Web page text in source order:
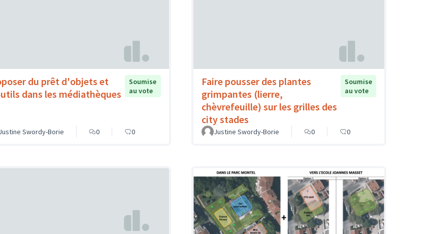
du prêt d'objets et
dans les médiathèques
Soumise
au vote
Swordy-Borie 0 0
Faire pousser des plantes
grimpantes (lierre,
chèvrefeuille) sur les grilles des
city stades
Soumise
au vote
Justine Swordy-Borie 0 0